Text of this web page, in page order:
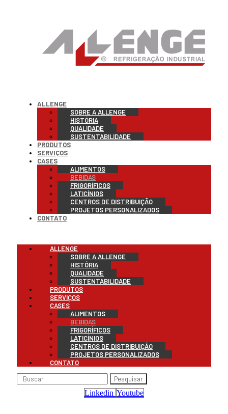
ALLENGE
SOBRE A ALLENGE
HISTÓRIA
QUALIDADE
SUSTENTABILIDADE
PRODUTOS
SERVIÇOS
CASES
ALIMENTOS
BEBIDAS
FRIGORÍFICOS
LATICÍNIOS
CENTROS DE DISTRIBUIÇÃO
PROJETOS PERSONALIZADOS
CONTATO
ALLENGE
SOBRE A ALLENGE
HISTÓRIA
QUALIDADE
SUSTENTABILIDADE
PRODUTOS
SERVIÇOS
CASES
ALIMENTOS
BEBIDAS
FRIGORÍFICOS
LATICÍNIOS
CENTROS DE DISTRIBUIÇÃO
PROJETOS PERSONALIZADOS
CONTATO
Pesquisar
Linkedin Youtube